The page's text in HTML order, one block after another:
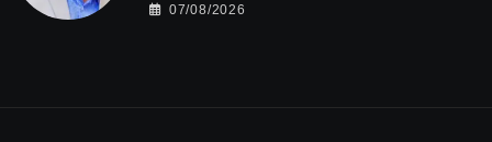
07/08/2026